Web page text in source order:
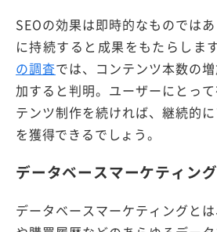
SEOの効果は即時的なものでは
に持続すると成果をもたらしま
の調査では、コンテンツ本数の
加すると判明。ユーザーにとっ
テンツ制作を続ければ、継続的
を獲得できるでしょう。
データベースマーケティング
データベースマーケティングと